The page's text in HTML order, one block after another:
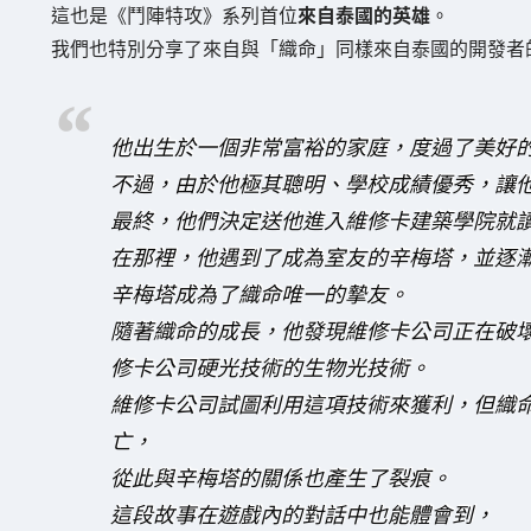
這也是《鬥陣特攻》系列首位來自泰國的英雄。
我們也特別分享了來自與「織命」同樣來自泰國的開發者
他出生於一個非常富裕的家庭，度過了美好
不過，由於他極其聰明、學校成績優秀，讓
最終，他們決定送他進入維修卡建築學院就
在那裡，他遇到了成為室友的辛梅塔，並逐
辛梅塔成為了織命唯一的摯友。
隨著織命的成長，他發現維修卡公司正在
修卡公司硬光技術的生物光技術。
維修卡公司試圖利用這項技術來獲利，但
亡，
從此與辛梅塔的關係也產生了裂痕。
這段故事在遊戲內的對話中也能體會到，